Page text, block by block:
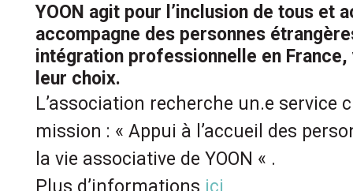
YOON agit pour l’inclusion de tous et
accompagne des personnes
intégration professionnelle en France,
leur choix.
L’association recherche un.e service
mission : « Appui à l’accueil des
la vie associative de YOON « .
Plus d’informations ici